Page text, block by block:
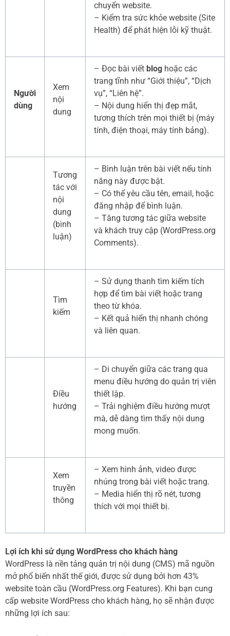
chuyển website.
– Kiểm tra sức khỏe website (Site
Health) để phát hiện lỗi kỹ thuật.
Người
dùng
Xem
nội
dung
– Đọc bài viết blog hoặc các
trang tĩnh như “Giới thiệu”, “Dịch
vụ”, “Liên hệ”.
– Nội dung hiển thị đẹp mắt,
tương thích trên mọi thiết bị (máy
tính, điện thoại, máy tính bảng).
Tương
tác với
nội
dung
(bình
luận)
– Bình luận trên bài viết nếu tính
năng này được bật.
– Có thể yêu cầu tên, email, hoặc
đăng nhập để bình luận.
– Tăng tương tác giữa website
và khách truy cập (WordPress.org
Comments).
Tìm
kiếm
– Sử dụng thanh tìm kiếm tích
hợp để tìm bài viết hoặc trang
theo từ khóa.
– Kết quả hiển thị nhanh chóng
và liên quan.
Điều
hướng
– Di chuyển giữa các trang qua
menu điều hướng do quản trị viên
thiết lập.
– Trải nghiệm điều hướng mượt
mà, dễ dàng tìm thấy nội dung
mong muốn.
Xem
truyền
thông
– Xem hình ảnh, video được
nhúng trong bài viết hoặc trang.
– Media hiển thị rõ nét, tương
thích với mọi thiết bị.
Lợi ích khi sử dụng WordPress cho khách hàng
WordPress là nền tảng quản trị nội dung (CMS) mã nguồn
mở phổ biến nhất thế giới, được sử dụng bởi hơn 43%
website toàn cầu (WordPress.org Features). Khi bạn cung
cấp website WordPress cho khách hàng, họ sẽ nhận được
những lợi ích sau: